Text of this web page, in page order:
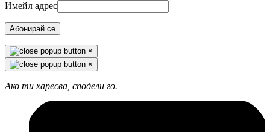
Имейл адрес
Абонирай се
×
×
Ако ти харесва, сподели го.